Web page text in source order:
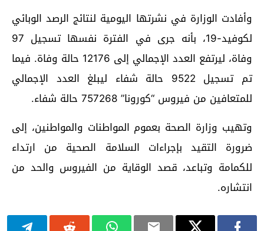
وأفادت الوزارة في نشرتها اليومية لنتائج الرصد الوبائي
لكوفيد-19، بأنه جرى في الفترة نفسها تسجيل 97
وفاة، ليرتفع العدد الإجمالي إلى 12176 حالة وفاة. فيما
تم تسجيل 9522 حالة شفاء ليبلغ العدد الإجمالي
للمتعافين من فيروس “كورونا” 757268 حالة شفاء.
وتهيب وزارة الصحة بعموم المواطنات والمواطنين، إلى
ضرورة التقيد بإجراءات السلامة الصحية من ارتداء
للكمامة وتباعد، قصد الوقاية من الفيروس والحد من
انتشاره.